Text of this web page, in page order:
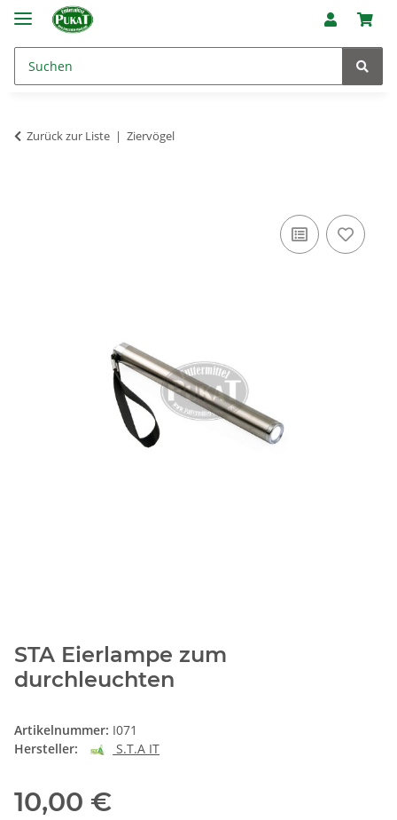
Zurück zur Liste Ziervögel
STA Eierlampe zum
durchleuchten
Artikelnummer: I071
Hersteller:
S.T.A IT
10,00 €